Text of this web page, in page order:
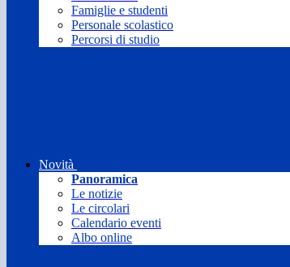
Famiglie e studenti
Personale scolastico
Percorsi di studio
Novità
Panoramica
Le notizie
Le circolari
Calendario eventi
Albo online